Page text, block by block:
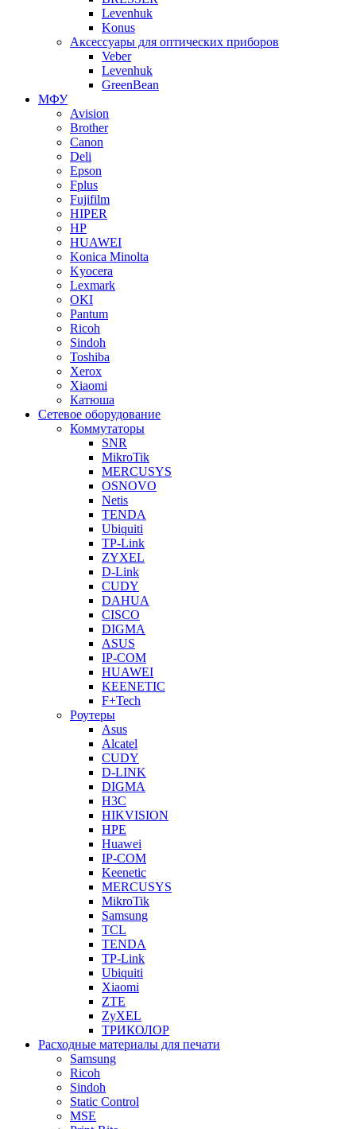
Levenhuk
Konus
Аксессуары для оптических приборов
Veber
Levenhuk
GreenBean
МФУ
Avision
Brother
Canon
Deli
Epson
Fplus
Fujifilm
HIPER
HP
HUAWEI
Konica Minolta
Kyocera
Lexmark
OKI
Pantum
Ricoh
Sindoh
Toshiba
Xerox
Xiaomi
Катюша
Сетевое оборудование
Коммутаторы
SNR
MikroTik
MERCUSYS
OSNOVO
Netis
TENDA
Ubiquiti
TP-Link
ZYXEL
D-Link
CUDY
DAHUA
CISCO
DIGMA
ASUS
IP-COM
HUAWEI
KEENETIC
F+Tech
Роутеры
Asus
Alcatel
CUDY
D-LINK
DIGMA
H3C
HIKVISION
HPE
Huawei
IP-COM
Keenetic
MERCUSYS
MikroTik
Samsung
TCL
TENDA
TP-Link
Ubiquiti
Xiaomi
ZTE
ZyXEL
ТРИКОЛОР
Расходные материалы для печати
Samsung
Ricoh
Sindoh
Static Control
MSE